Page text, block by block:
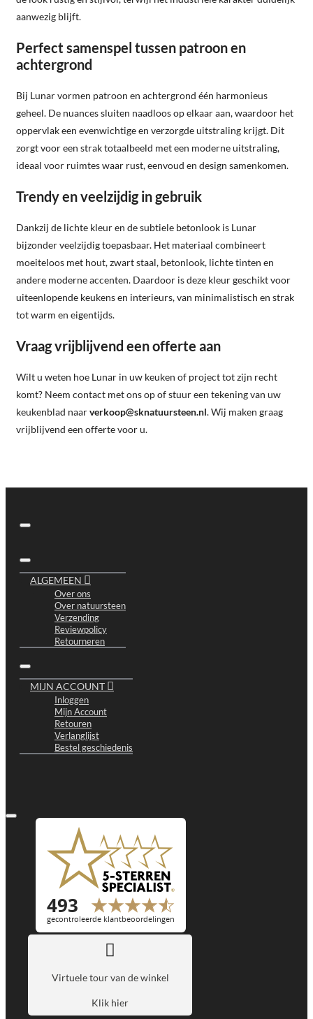
aanwezig blijft.
Perfect samenspel tussen patroon en
achtergrond
Bij Lunar vormen patroon en achtergrond één harmonieus
geheel. De nuances sluiten naadloos op elkaar aan, waardoor het
oppervlak een evenwichtige en verzorgde uitstraling krijgt. Dit
zorgt voor een strak totaalbeeld met een moderne uitstraling,
ideaal voor ruimtes waar rust, eenvoud en design samenkomen.
Trendy en veelzijdig in gebruik
Dankzij de lichte kleur en de subtiele betonlook is Lunar
bijzonder veelzijdig toepasbaar. Het materiaal combineert
moeiteloos met hout, zwart staal, betonlook, lichte tinten en
andere moderne accenten. Daardoor is deze kleur geschikt voor
uiteenlopende keukens en interieurs, van minimalistisch en strak
tot warm en eigentijds.
Vraag vrijblijvend een offerte aan
Wilt u weten hoe Lunar in uw keuken of project tot zijn recht
komt? Neem contact met ons op of stuur een tekening van uw
keukenblad naarverkoop@sknatuursteen.nl. Wij maken graag
vrijblijvend een offerte voor u.
ALGEMEEN
Over ons
Over natuursteen
Verzending
Reviewpolicy
Retourneren
MIJN ACCOUNT
Inloggen
Mijn Account
Retouren
Verlanglijst
Bestel geschiedenis
Virtuele tour van de winkel
Klik hier